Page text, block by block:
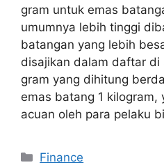
gram untuk emas
umumnya lebih tinggi
batangan yang lebih
disajikan dalam daftar
gram yang dihitung
emas batang 1 kilogram,
acuan oleh para pelaku
Categories
Finance